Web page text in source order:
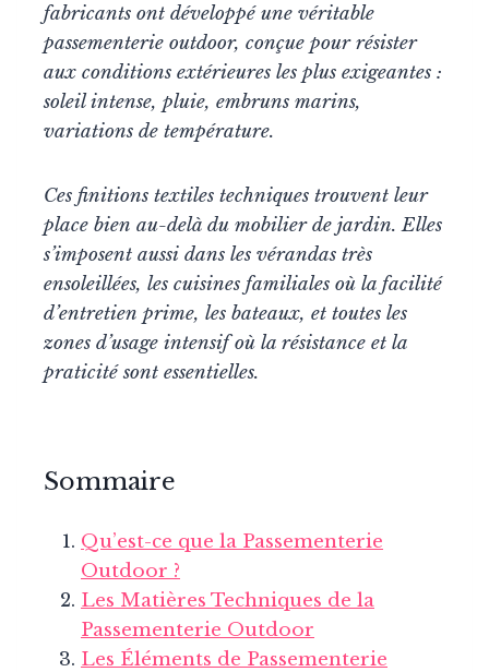
fabricants ont développé une véritable
passementerie outdoor, conçue pour résister
aux conditions extérieures les plus exigeantes :
soleil intense, pluie, embruns marins,
variations de température.
Ces finitions textiles techniques trouvent leur
place bien au-delà du mobilier de jardin. Elles
s’imposent aussi dans les vérandas très
ensoleillées, les cuisines familiales où la facilité
d’entretien prime, les bateaux, et toutes les
zones d’usage intensif où la résistance et la
praticité sont essentielles.
Sommaire
Qu’est-ce que la Passementerie
Outdoor ?
Les Matières Techniques de la
Passementerie Outdoor
Les Éléments de Passementerie